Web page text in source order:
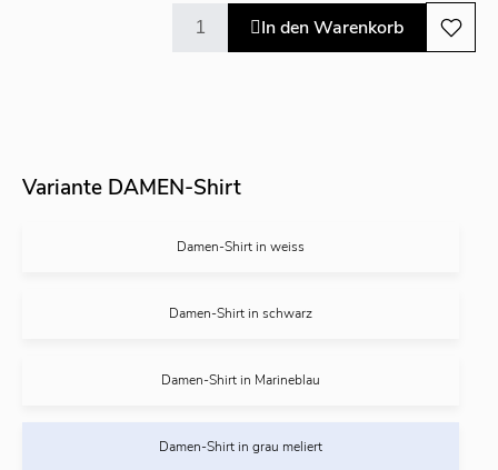
In den Warenkorb
Variante DAMEN-Shirt
Damen-Shirt in weiss
Damen-Shirt in schwarz
Damen-Shirt in Marineblau
Damen-Shirt in grau meliert